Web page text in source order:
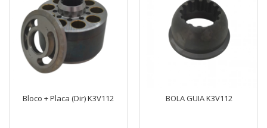
Bloco + Placa (Dir) K3V112 BOLA GUIA K3V112